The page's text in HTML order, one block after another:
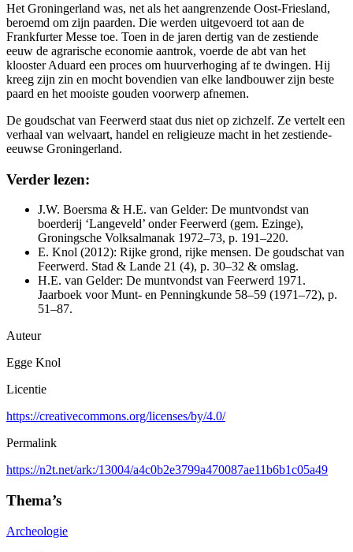
Het Groningerland was, net als het aangrenzende Oost-Friesland,
beroemd om zijn paarden. Die werden uitgevoerd tot aan de
Frankfurter Messe toe. Toen in de jaren dertig van de zestiende
eeuw de agrarische economie aantrok, voerde de abt van het
klooster Aduard een proces om huurverhoging af te dwingen. Hij
kreeg zijn zin en mocht bovendien van elke landbouwer zijn beste
paard en het mooiste gouden voorwerp afnemen.
De goudschat van Feerwerd staat dus niet op zichzelf. Ze vertelt een
verhaal van welvaart, handel en religieuze macht in het zestiende-
eeuwse Groningerland.
Verder lezen:
J.W. Boersma & H.E. van Gelder: De muntvondst van
boerderij ‘Langeveld’ onder Feerwerd (gem. Ezinge),
Groningsche Volksalmanak 1972–73, p. 191–220.
E. Knol (2012): Rijke grond, rijke mensen. De goudschat van
Feerwerd. Stad & Lande 21 (4), p. 30–32 & omslag.
H.E. van Gelder: De muntvondst van Feerwerd 1971.
Jaarboek voor Munt- en Penningkunde 58–59 (1971–72), p.
51–87.
Auteur
Egge Knol
Licentie
https://creativecommons.org/licenses/by/4.0/
Permalink
https://n2t.net/ark:/13004/a4c0b2e3799a470087ae11b6b1c05a49
Thema’s
Archeologie